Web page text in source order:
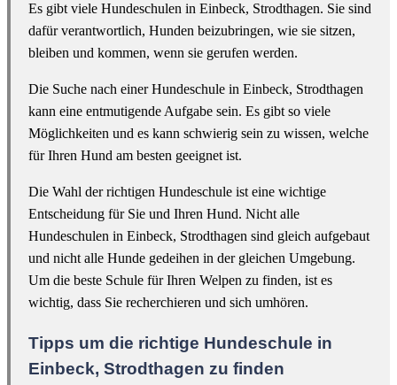
Es gibt viele Hundeschulen in Einbeck, Strodthagen. Sie sind
dafür verantwortlich, Hunden beizubringen, wie sie sitzen,
bleiben und kommen, wenn sie gerufen werden.
Die Suche nach einer Hundeschule in Einbeck, Strodthagen
kann eine entmutigende Aufgabe sein. Es gibt so viele
Möglichkeiten und es kann schwierig sein zu wissen, welche
für Ihren Hund am besten geeignet ist.
Die Wahl der richtigen Hundeschule ist eine wichtige
Entscheidung für Sie und Ihren Hund. Nicht alle
Hundeschulen in Einbeck, Strodthagen sind gleich aufgebaut
und nicht alle Hunde gedeihen in der gleichen Umgebung.
Um die beste Schule für Ihren Welpen zu finden, ist es
wichtig, dass Sie recherchieren und sich umhören.
Tipps um die richtige Hundeschule in
Einbeck, Strodthagen zu finden